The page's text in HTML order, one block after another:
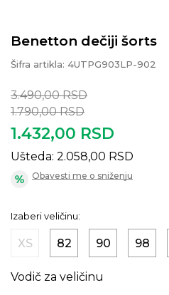
Benetton dečiji šorts
Šifra artikla: 4UTPG903LP-902
3.490,00 RSD
1.790,00 RSD
1.432,00 RSD
Ušteda: 2.058,00 RSD
Obavesti me o sniženju
Izaberi veličinu:
XS 82 90 98
Vodič za veličinu